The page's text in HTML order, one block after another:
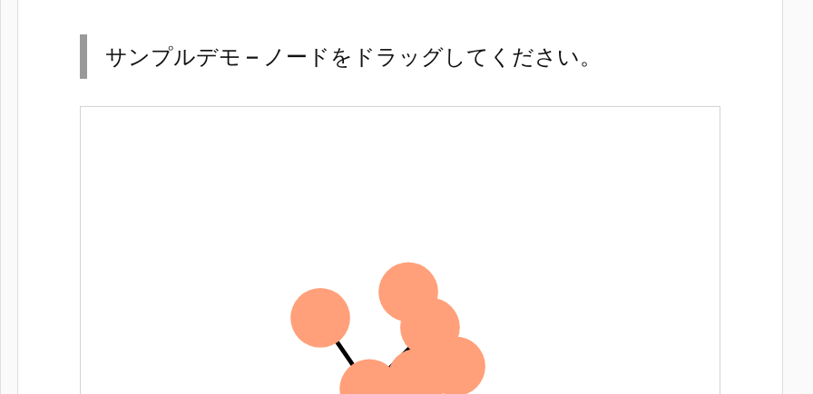
サンプルデモ – ノードをドラッグしてください。